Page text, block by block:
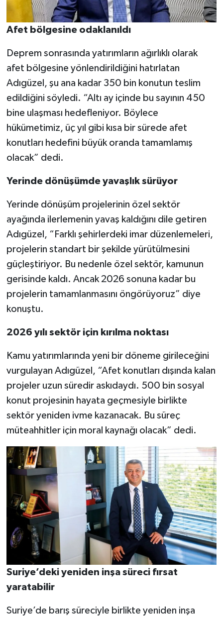
Afet bölgesine odaklanıldı
Deprem sonrasında yatırımların ağırlıklı olarak
afet bölgesine yönlendirildiğini hatırlatan
Adıgüzel, şu ana kadar 350 bin konutun teslim
edildiğini söyledi. “Altı ay içinde bu sayının 450
bine ulaşması hedefleniyor. Böylece
hükümetimiz, üç yıl gibi kısa bir sürede afet
konutları hedefini büyük oranda tamamlamış
olacak” dedi.
Yerinde dönüşümde yavaşlık sürüyor
Yerinde dönüşüm projelerinin özel sektör
ayağında ilerlemenin yavaş kaldığını dile getiren
Adıgüzel, “Farklı şehirlerdeki imar düzenlemeleri,
projelerin standart bir şekilde yürütülmesini
güçleştiriyor. Bu nedenle özel sektör, kamunun
gerisinde kaldı. Ancak 2026 sonuna kadar bu
projelerin tamamlanmasını öngörüyoruz” diye
konuştu.
2026 yılı sektör için kırılma noktası
Kamu yatırımlarında yeni bir döneme girileceğini
vurgulayan Adıgüzel, “Afet konutları dışında kalan
projeler uzun süredir askıdaydı. 500 bin sosyal
konut projesinin hayata geçmesiyle birlikte
sektör yeniden ivme kazanacak. Bu süreç
müteahhitler için moral kaynağı olacak” dedi.
Suriye’deki yeniden inşa süreci fırsat
yaratabilir
Suriye’de barış süreciyle birlikte yeniden inşa